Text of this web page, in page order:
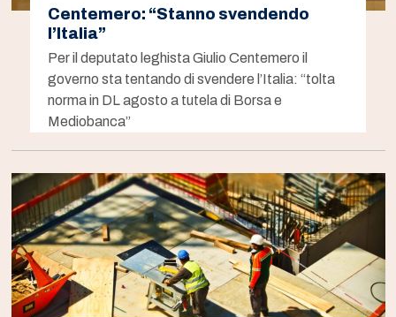
Centemero: “Stanno svendendo
l’Italia”
Per il deputato leghista Giulio Centemero il
governo sta tentando di svendere l’Italia: “tolta
norma in DL agosto a tutela di Borsa e
Mediobanca”